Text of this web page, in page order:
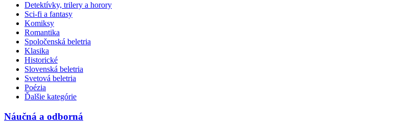
Detektívky, trilery a horory
Sci-fi a fantasy
Komiksy
Romantika
Spoločenská beletria
Klasika
Historické
Slovenská beletria
Svetová beletria
Poézia
Ďalšie kategórie
Náučná a odborná